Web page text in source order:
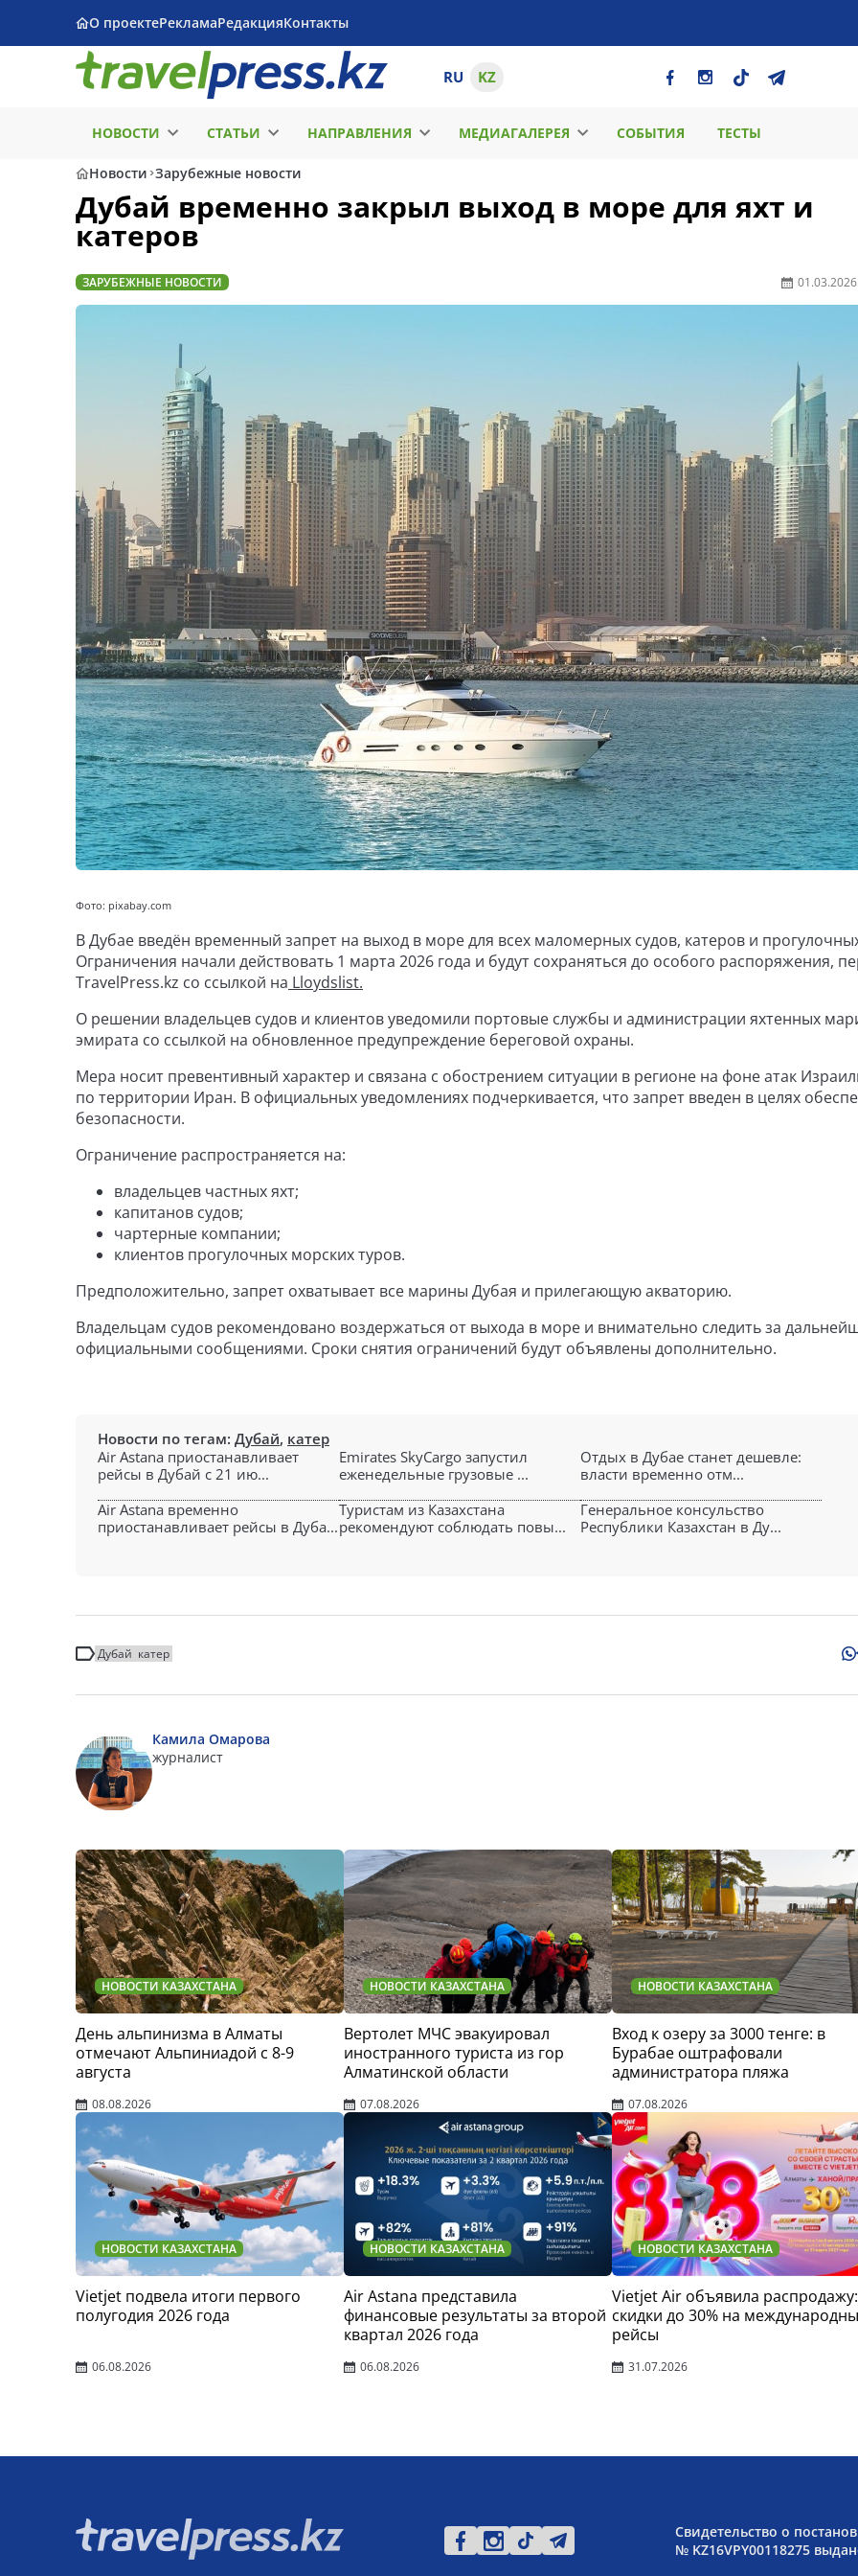
О проектеРекламаРедакцияКонтакты
RU KZ
НОВОСТИ СТАТЬИ НАПРАВЛЕНИЯ МЕДИАГАЛЕРЕЯ СОБЫТИЯ ТЕСТЫ
Новости Зарубежные новости
Дубай временно закрыл выход в море для яхт и
катеров
ЗАРУБЕЖНЫЕ НОВОСТИ 01.03.2026
Фото: pixabay.com
В Дубае введён временный запрет на выход в море для всех маломерных судов, катеров и
Ограничения начали действовать 1 марта 2026 года и будут сохраняться до особого распоряжения,
TravelPress.kz со ссылкой на Lloydslist.
О решении владельцев судов и клиентов уведомили портовые службы и администрации яхтенных
эмирата со ссылкой на обновленное предупреждение береговой охраны.
Мера носит превентивный характер и связана с обострением ситуации в регионе на фоне атак
по территории Иран. В официальных уведомлениях подчеркивается, что запрет введен в целях
безопасности.
Ограничение распространяется на:
владельцев частных яхт;
капитанов судов;
чартерные компании;
клиентов прогулочных морских туров.
Предположительно, запрет охватывает все марины Дубая и прилегающую акваторию.
Владельцам судов рекомендовано воздержаться от выхода в море и внимательно следить за
официальными сообщениями. Сроки снятия ограничений будут объявлены дополнительно.
Новости по тегам: Дубай, катер
Air Astana приостанавливает
рейсы в Дубай с 21 ию...
Emirates SkyCargo запустил
еженедельные грузовые ...
Отдых в Дубае станет дешевле:
власти временно отм...
Air Astana временно
приостанавливает рейсы в Дуба...
Туристам из Казахстана
рекомендуют соблюдать повы...
Генеральное консульство
Республики Казахстан в Ду...
Дубай катер
Камила Омарова
журналист
НОВОСТИ КАЗАХСТАНА
День альпинизма в Алматы
отмечают Альпиниадой с 8-9
августа
08.08.2026
НОВОСТИ КАЗАХСТАНА
Вертолет МЧС эвакуировал
иностранного туриста из гор
Алматинской области
07.08.2026
НОВОСТИ КАЗАХСТАНА
Вход к озеру за 3000 тенге: в
Бурабае оштрафовали
администратора пляжа
07.08.2026
НОВОСТИ КАЗАХСТАНА
Vietjet подвела итоги первого
полугодия 2026 года
06.08.2026
НОВОСТИ КАЗАХСТАНА
Air Astana представила
финансовые результаты за второй
квартал 2026 года
06.08.2026
НОВОСТИ КАЗАХСТАНА
Vietjet Air объявила распродажу:
скидки до 30% на
рейсы
31.07.2026
Свидетельство о
№ KZ16VPY00118275